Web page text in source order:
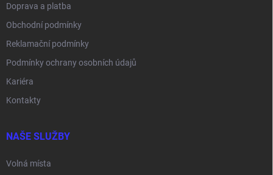
Doprava a platba
Obchodní podmínky
Reklamační podmínky
Podmínky ochrany osobních údajů
Kariéra
Kontakty
NAŠE SLUŽBY
Volná místa